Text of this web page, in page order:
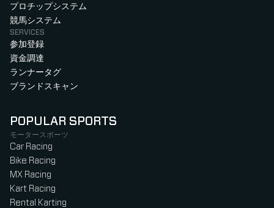
プロチップシステム
競馬システム
SERVICES
参加登録
資金調達
ランナータグ
ブランドスキャン
POPULAR SPORTS
モータースポーツ
Car Racing
Bike Racing
MX Racing
Kart Racing
Rental Karting